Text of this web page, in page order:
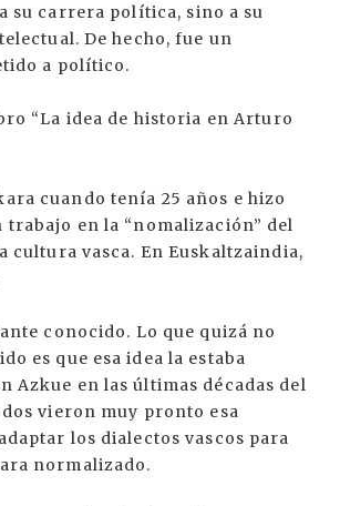
su carrera política, sino a su
De hecho, fue un
a político.
“La idea de historia en Arturo
cuando tenía 25 años e hizo
en la “nomalización” del
cultura vasca. En Euskaltzaindia,
conocido. Lo que quizá no
es que esa idea la estaba
Azkue en las últimas décadas del
vieron muy pronto esa
los dialectos vascos para
normalizado.